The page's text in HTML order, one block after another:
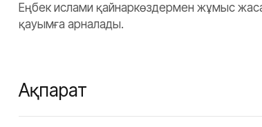
Еңбек ислами қайнаркөздермен жұмыс
қауымға арналады.
Ақпарат